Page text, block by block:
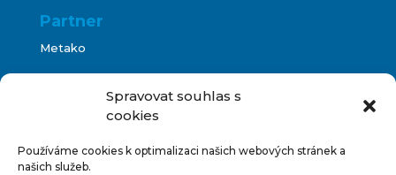
Spravovat souhlas s
cookies
Používáme cookies k optimalizaci našich webových stránek a
našich služeb.
Partner
Metako
Terms and Conditions